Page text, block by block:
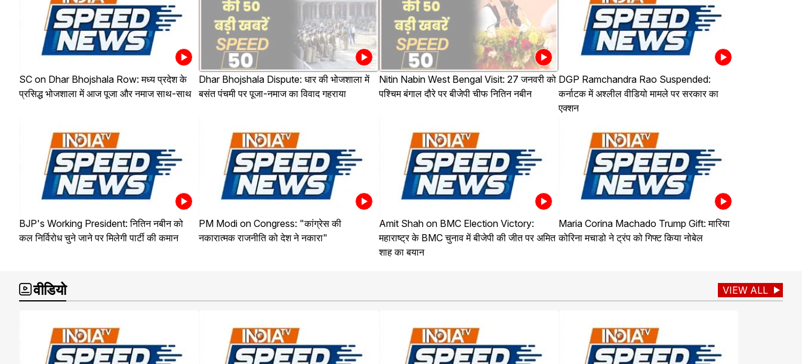
SC on Dhar Bhojshala Row: मध्य प्रदेश के
प्रसिद्ध भोजशाला में आज पूजा और नमाज साथ-साथ
Dhar Bhojshala Dispute: धार की भोजशाला में
बसंत पंचमी पर पूजा-नमाज का विवाद गहराया
Nitin Nabin West Bengal Visit: 27 जनवरी को
पश्चिम बंगाल दौरे पर बीजेपी चीफ नितिन नबीन
DGP Ramchandra Rao Suspended:
कर्नाटक में अश्लील वीडियो मामले पर सरकार का
एक्शन
BJP's Working President: नितिन नबीन को
कल निर्विरोध चुने जाने पर मिलेगी पार्टी की कमान
PM Modi on Congress: "कांग्रेस की
नकारात्मक राजनीति को देश ने नकारा"
Amit Shah on BMC Election Victory:
महाराष्ट्र के BMC चुनाव में बीजेपी की जीत पर अमित
शाह का बयान
Maria Corina Machado Trump Gift: मारिया
कोरिना मचाडो ने ट्रंप को गिफ्ट किया नोबेल
वीडियो VIEW ALL